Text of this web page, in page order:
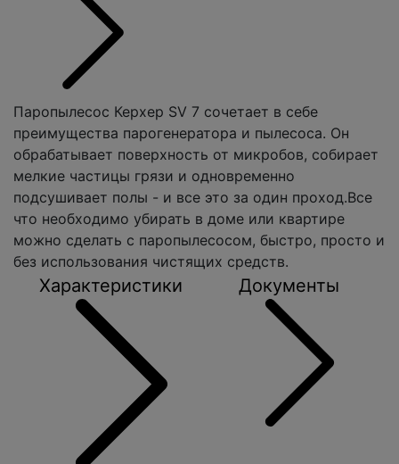
Паропылесос Керхер SV 7 сочетает в себе
преимущества парогенератора и пылесоса. Он
обрабатывает поверхность от микробов, собирает
мелкие частицы грязи и одновременно
подсушивает полы - и все это за один проход.Все
что необходимо убирать в доме или квартире
можно сделать с паропылесосом, быстро, просто и
без использования чистящих средств.
Характеристики Документы